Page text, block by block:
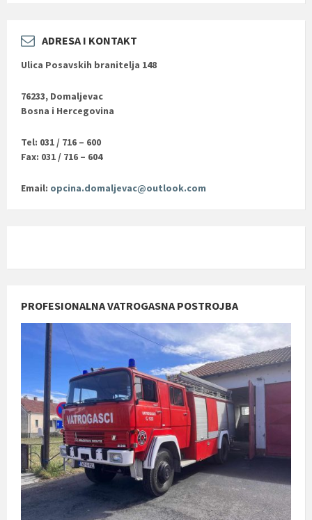
ADRESA I KONTAKT
Ulica Posavskih branitelja 148
76233, Domaljevac
Bosna i Hercegovina
Tel: 031 / 716 – 600
Fax: 031 / 716 – 604
Email: opcina.domaljevac@outlook.com
PROFESIONALNA VATROGASNA POSTROJBA